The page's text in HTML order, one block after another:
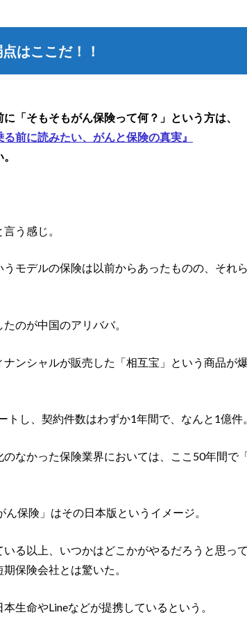
はここだ！！
「そもそもがん保険って何？」という方は、
る前に読みたい、がんと保険の真実』
う感じ。
うモデルの保険は以前からあったものの、それ
のが中国のアリババ。
ンシャルが販売した「相互宝」という商品が
トし、契約件数はわずか1年間で、なんと1億件。
なかった保険業界においては、ここ50年間で
ん保険」はその日本版というイメージ。
る以上、いつかはどこかがやるだろうと思っ
保険会社とは驚いた。
生命やLineなどが提携しているという。